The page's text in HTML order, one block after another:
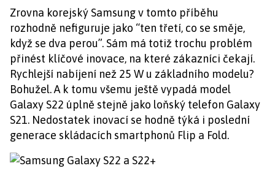
Zrovna korejský Samsung v tomto příběhu
rozhodně nefiguruje jako “ten třetí, co se směje,
když se dva perou”. Sám má totiž trochu problém
přinést klíčové inovace, na které zákazníci čekají.
Rychlejší nabíjení než 25 W u základního modelu?
Bohužel. A k tomu všemu ještě vypadá model
Galaxy S22 úplně stejně jako loňský telefon Galaxy
S21. Nedostatek inovací se hodně týká i poslední
generace skládacích smartphonů Flip a Fold.